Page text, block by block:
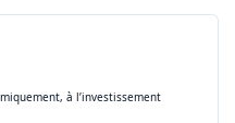
à l’investissement